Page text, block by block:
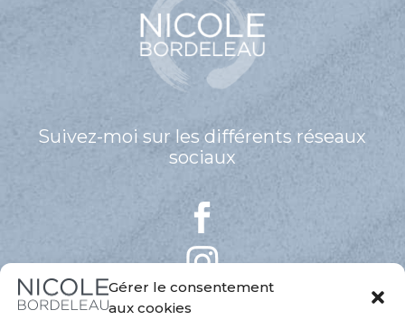
Gérer le consentement
aux cookies
Suivez-moi sur les différents réseaux
sociaux